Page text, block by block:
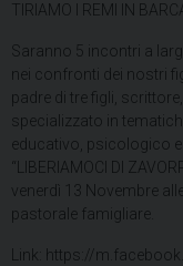
TIRIAMO I REMI IN
Saranno 5 incontri a
nei confronti dei nostri
padre di tre figli,
specializzato in
educativo, psicologico
“LIBERIAMOCI DI
venerdì 13 Novembre
pastorale famigliare.
Link: https://